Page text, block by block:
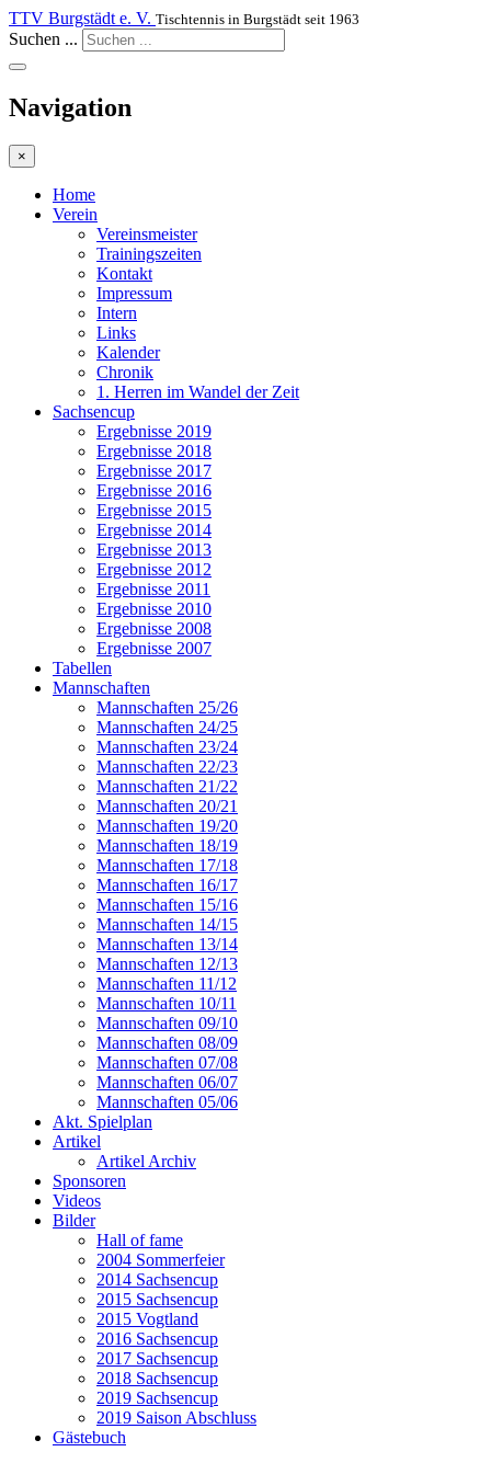
TTV Burgstädt e. V. Tischtennis in Burgstädt seit 1963
Suchen ...
Navigation
×
Home
Verein
Vereinsmeister
Trainingszeiten
Kontakt
Impressum
Intern
Links
Kalender
Chronik
1. Herren im Wandel der Zeit
Sachsencup
Ergebnisse 2019
Ergebnisse 2018
Ergebnisse 2017
Ergebnisse 2016
Ergebnisse 2015
Ergebnisse 2014
Ergebnisse 2013
Ergebnisse 2012
Ergebnisse 2011
Ergebnisse 2010
Ergebnisse 2008
Ergebnisse 2007
Tabellen
Mannschaften
Mannschaften 25/26
Mannschaften 24/25
Mannschaften 23/24
Mannschaften 22/23
Mannschaften 21/22
Mannschaften 20/21
Mannschaften 19/20
Mannschaften 18/19
Mannschaften 17/18
Mannschaften 16/17
Mannschaften 15/16
Mannschaften 14/15
Mannschaften 13/14
Mannschaften 12/13
Mannschaften 11/12
Mannschaften 10/11
Mannschaften 09/10
Mannschaften 08/09
Mannschaften 07/08
Mannschaften 06/07
Mannschaften 05/06
Akt. Spielplan
Artikel
Artikel Archiv
Sponsoren
Videos
Bilder
Hall of fame
2004 Sommerfeier
2014 Sachsencup
2015 Sachsencup
2015 Vogtland
2016 Sachsencup
2017 Sachsencup
2018 Sachsencup
2019 Sachsencup
2019 Saison Abschluss
Gästebuch